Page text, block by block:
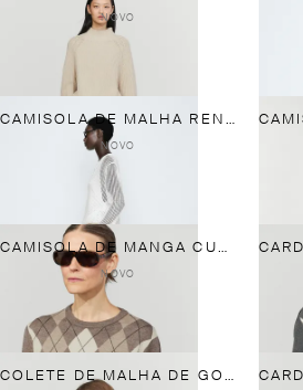
NOVO
CAMISOLA DE MALHA RENDILHADA COM FECHO DE BOTÕES - STUDIO
NOVO
CAMISOLA DE MANGA CURTA COM DETALHE DE LOSANGOS
NOVO
COLETE DE MALHA DE GOLA SUBIDA 100% ALGODÃO